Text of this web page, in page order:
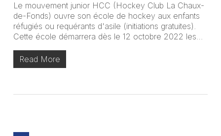
Le mouvement junior HCC (Hockey Club La Chaux-
de-Fonds) ouvre son école de hockey aux enfants
réfugiés ou requérants d'asile (initiations gratuites).
Cette école démarrera dès le 12 octobre 2022 les…
Read More